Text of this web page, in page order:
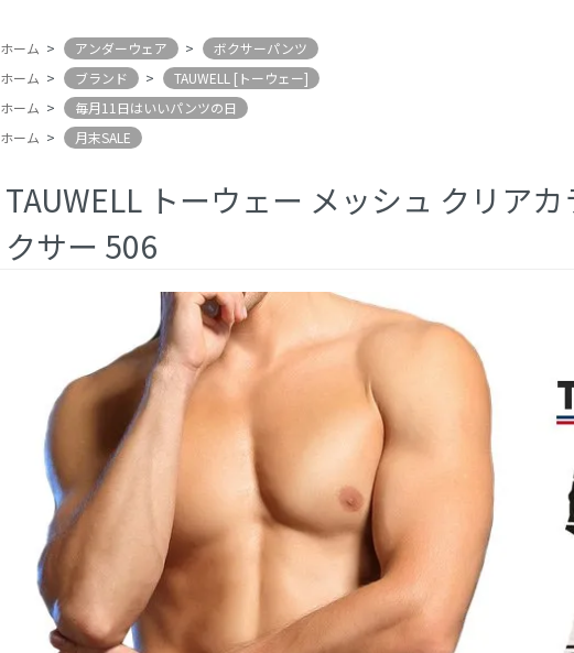
ホーム > アンダーウェア >
ボクサーパンツ
ホーム > ブランド >
TAUWELL [トーウェー]
ホーム >
毎月11日はいいパンツの日
ホーム > 月末SALE
TAUWELL トーウェー メッシュ クリア
クサー 506